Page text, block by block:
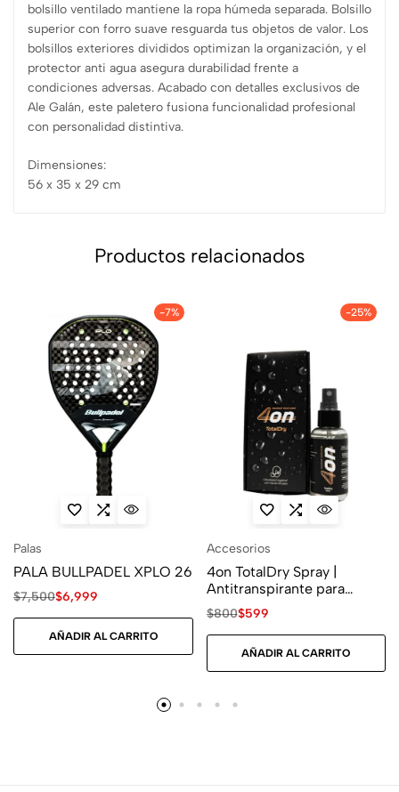
bolsillo ventilado mantiene la ropa húmeda separada. Bolsillo
superior con forro suave resguarda tus objetos de valor. Los
bolsillos exteriores divididos optimizan la organización, y el
protector anti agua asegura durabilidad frente a
condiciones adversas. Acabado con detalles exclusivos de
Ale Galán, este paletero fusiona funcionalidad profesional
con personalidad distintiva.
Dimensiones:
56 x 35 x 29 cm
Productos relacionados
-7%
Palas
PALA BULLPADEL XPLO 26
$7,500$6,999
AÑADIR AL CARRITO
-25%
Accesorios
4on TotalDry Spray |
Antitranspirante para
Manos
$800$599
AÑADIR AL CARRITO